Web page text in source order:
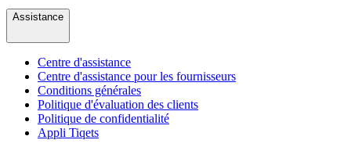
Assistance
Centre d'assistance
Centre d'assistance pour les fournisseurs
Conditions générales
Politique d'évaluation des clients
Politique de confidentialité
Appli Tiqets